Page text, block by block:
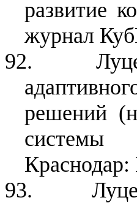
развитие
журнал
92.
решений
системы
93.